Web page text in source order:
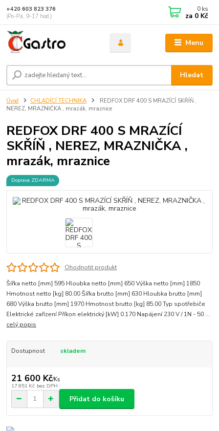
Menu
Hledat
+420 603 823 376
(Po-Pá, 9-17 hod.)
0 ks
za 0 Kč
Úvod CHLADÍCÍ TECHNIKA
REDFOX DRF 400 S MRAZÍCÍ SKŘÍŇ ,
NEREZ, MRAZNIČKA , mrazák, mraznice
REDFOX DRF 400 S MRAZÍCÍ
SKŘÍŇ , NEREZ, MRAZNIČKA ,
mrazák, mraznice
Doprava ZDARMA
Ohodnotit produkt
Šířka netto [mm] 595 Hloubka netto [mm] 650 Výška netto [mm] 1850
Hmotnost netto [kg] 80.00 Šířka brutto [mm] 630 Hloubka brutto [mm]
680 Výška brutto [mm] 1970 Hmotnost brutto [kg] 85.00 Typ spotřebiče
Elektrické zařízení Příkon elektrický [kW] 0.170 Napájení 230 V / 1N - 50 ...
celý popis
Dostupnost skladem
21 600 Kč/Ks
17 851 Kč bez DPH
Přidat do košíku